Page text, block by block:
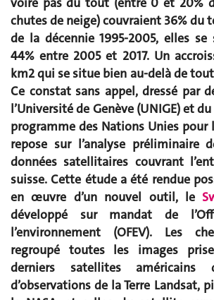
chutes de neige) couvraient 36% du
de la décennie 1995-2005, elles
44% entre 2005 et 2017. Un
km2 qui se situe bien au-delà de
Ce constat sans appel, dressé par
l’Université de Genève (UNIGE) et
programme des Nations Unies pour
repose sur l’analyse préliminaire
données satellitaires couvrant
suisse. Cette étude a été rendue
en œuvre d’un nouvel outil, le
développé sur mandat de
l’environnement (OFEV). Les
regroupé toutes les images
derniers satellites américains
d’observations de la Terre Landsat,